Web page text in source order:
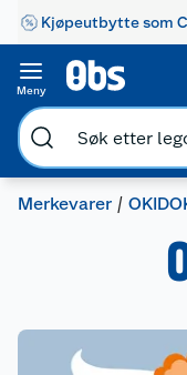
Kjøpeutbytte som
Meny
Merkevarer